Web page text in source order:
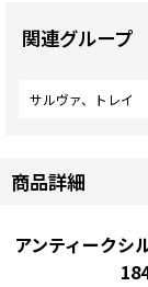
関連グループ
サルヴァ、トレイ
商品詳細
アンティークシ